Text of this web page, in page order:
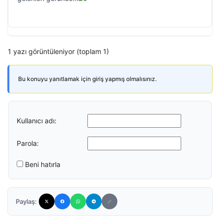
1 yazı görüntüleniyor (toplam 1)
Bu konuyu yanıtlamak için giriş yapmış olmalısınız.
Kullanıcı adı:
Parola:
Beni hatırla
Paylaş: